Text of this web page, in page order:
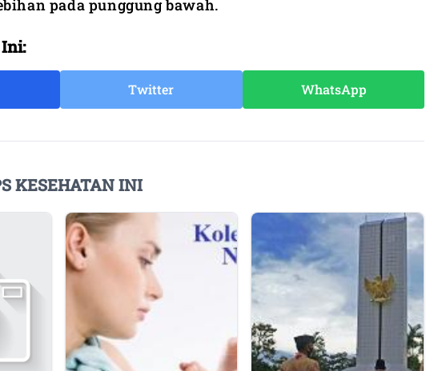
pada punggung bawah.
Twitter WhatsApp
KESEHATAN INI